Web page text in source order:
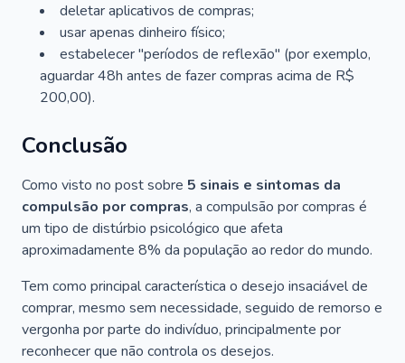
deletar aplicativos de compras;
usar apenas dinheiro físico;
estabelecer "períodos de reflexão" (por exemplo,
aguardar 48h antes de fazer compras acima de R$
200,00).
Conclusão
Como visto no post sobre 5 sinais e sintomas da
compulsão por compras, a compulsão por compras é
um tipo de distúrbio psicológico que afeta
aproximadamente 8% da população ao redor do mundo.
Tem como principal característica o desejo insaciável de
comprar, mesmo sem necessidade, seguido de remorso e
vergonha por parte do indivíduo, principalmente por
reconhecer que não controla os desejos.